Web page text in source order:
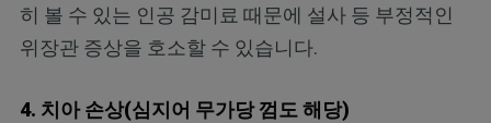
히 볼 수 있는 인공 감미료 때문에 설사 등 부정적인
위장관 증상을 호소할 수 있습니다.
4. 치아 손상(심지어 무가당 껌도 해당)